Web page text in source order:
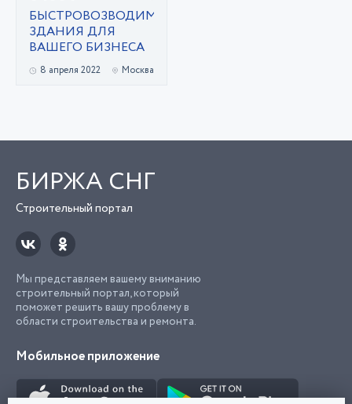
БЫСТРОВОЗВОДИМЫЕ
ЗДАНИЯ ДЛЯ
ВАШЕГО БИЗНЕСА
8 апреля 2022 Москва
БИРЖА СНГ
Строительный портал
Мы представляем вашему вниманию
строительный портал, который
поможет решить вашу проблему в
области строительства и ремонта.
Мобильное приложение
Попробуйте
приложение "Биржа